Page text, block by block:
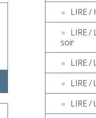
LIRE /
LIRE /
soir
LIRE /
LIRE /
LIRE /